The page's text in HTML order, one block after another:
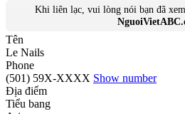
Khi liên lạc, vui lòng nói bạn đã
Tên
Le Nails
Phone
(501) 59X-XXXX Show number
Địa điểm
Tiểu bang